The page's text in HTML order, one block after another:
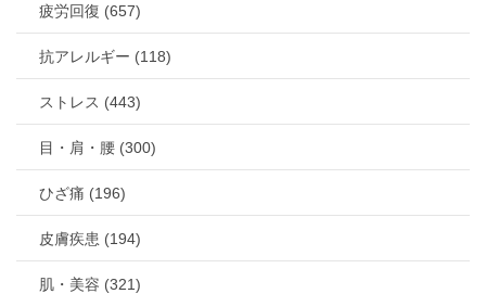
疲労回復 (657)
抗アレルギー (118)
ストレス (443)
目・肩・腰 (300)
ひざ痛 (196)
皮膚疾患 (194)
肌・美容 (321)